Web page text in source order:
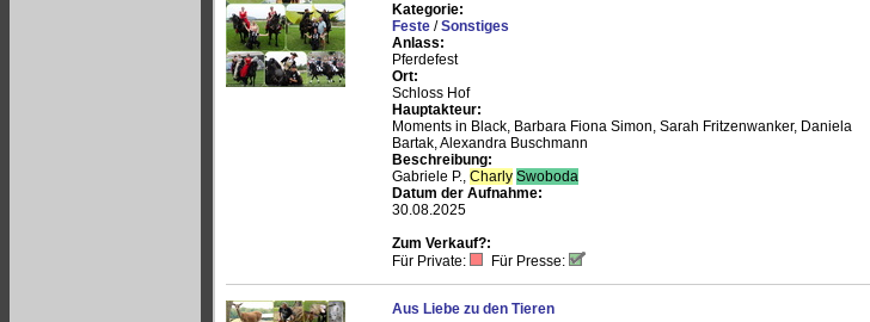
Kategorie:
Feste /Sonstiges
Anlass:
Pferdefest
Ort:
Schloss Hof
Hauptakteur:
Moments in Black, Barbara Fiona Simon, Sarah Fritzenwanker, Daniela
Bartak, Alexandra Buschmann
Beschreibung:
Gabriele P., Charly Swoboda
Datum der Aufnahme:
30.08.2025
Zum Verkauf?:
Für Private:
Für Presse:
Aus Liebe zu den Tieren